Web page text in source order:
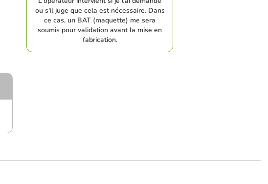
ou s'il juge que cela est nécessaire. Dans
ce cas, un BAT (maquette) me sera
soumis pour validation avant la mise en
fabrication.